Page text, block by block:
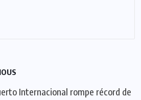
Internacional rompe récord de